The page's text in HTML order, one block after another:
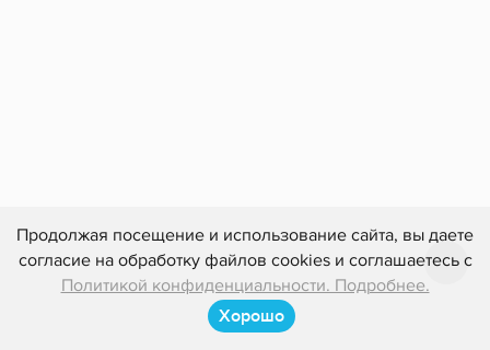
Продолжая посещение и использование сайта, вы даете
согласие на обработку файлов cookies и соглашаетесь с
Политикой конфиденциальности. Подробнее.
Хорошо